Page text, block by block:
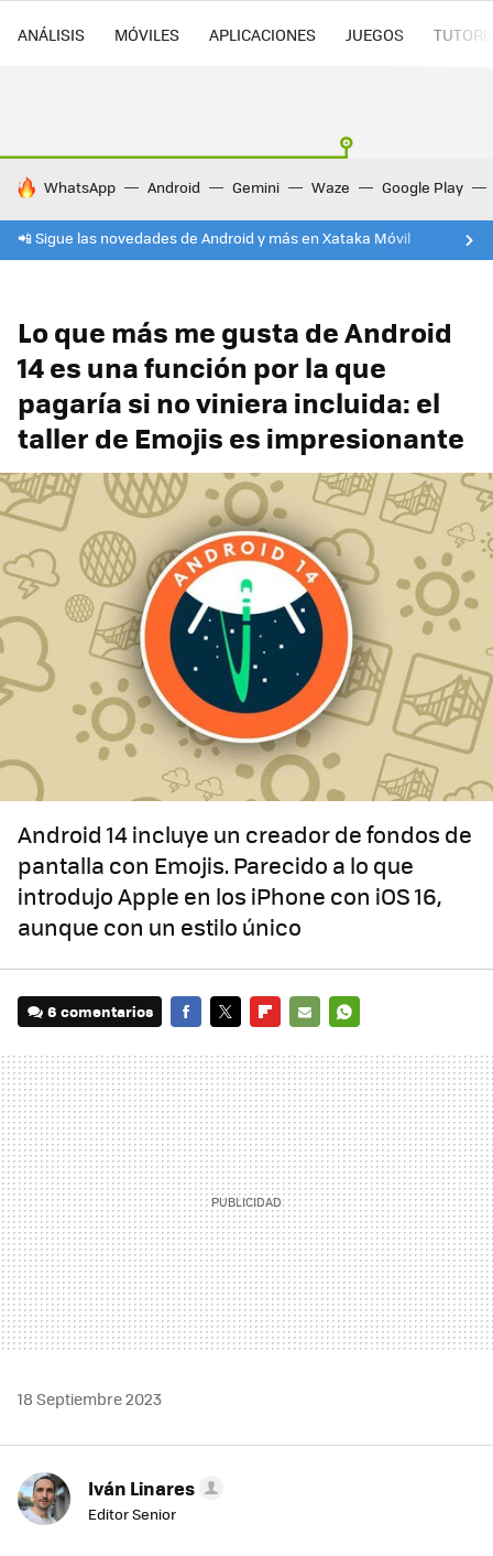
ANÁLISIS MÓVILES APLICACIONES JUEGOS
HOY SE HABLA DE
WhatsApp Android Gemini Waze Google Play
📲 Sigue las novedades de Android y más en Xataka Móvil
Lo que más me gusta de Android
14 es una función por la que
pagaría si no viniera incluida: el
taller de Emojis es impresionante
Android 14 incluye un creador de fondos de
pantalla con Emojis. Parecido a lo que
introdujo Apple en los iPhone con iOS 16,
aunque con un estilo único
6 comentarios
MAIL
18 Septiembre 2023
Iván Linares
Editor Senior